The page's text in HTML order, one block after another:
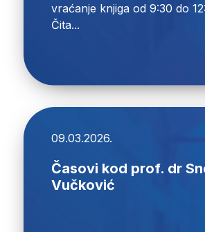
vraćanje knjiga od 9:30 do
Čita...
09.03.2026.
Časovi kod prof. dr
Vučković